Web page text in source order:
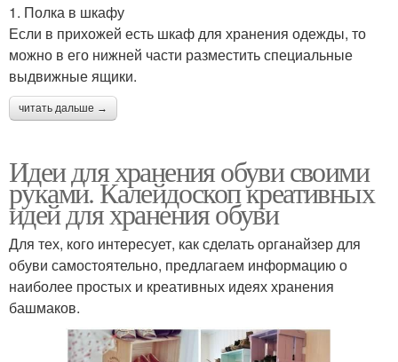
1. Полка в шкафу
Если в прихожей есть шкаф для хранения одежды, то
можно в его нижней части разместить специальные
выдвижные ящики.
читать дальше →
Идеи для хранения обуви своими
руками. Калейдоскоп креативных
идей для хранения обуви
Для тех, кого интересует, как сделать органайзер для
обуви самостоятельно, предлагаем информацию о
наиболее простых и креативных идеях хранения
башмаков.